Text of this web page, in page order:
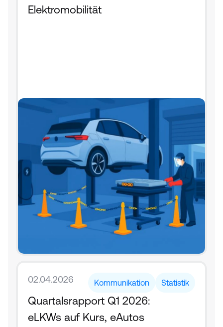
Elektromobilität
02.04.2026 Kommunikation Statistik
Quartalsrapport Q1 2026:
eLKWs auf Kurs, eAutos